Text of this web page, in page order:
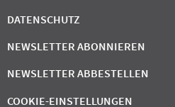
DATENSCHUTZ
NEWSLETTER ABONNIEREN
NEWSLETTER ABBESTELLEN
COOKIE-EINSTELLUNGEN